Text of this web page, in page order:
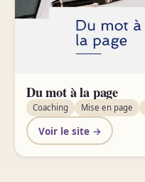
Du mot à la page
Coaching Mise en page
Voir le site →